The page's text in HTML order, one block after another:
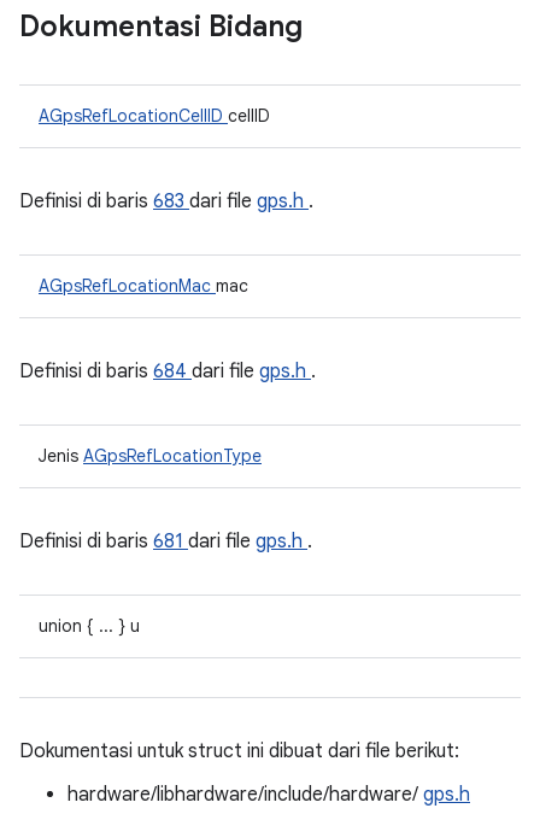
Dokumentasi Bidang
AGpsRefLocationCellID cellID
Definisi di baris 683 dari file gps.h .
AGpsRefLocationMac mac
Definisi di baris 684 dari file gps.h .
Jenis AGpsRefLocationType
Definisi di baris 681 dari file gps.h .
union { ... } u
Dokumentasi untuk struct ini dibuat dari file berikut:
hardware/libhardware/include/hardware/ gps.h